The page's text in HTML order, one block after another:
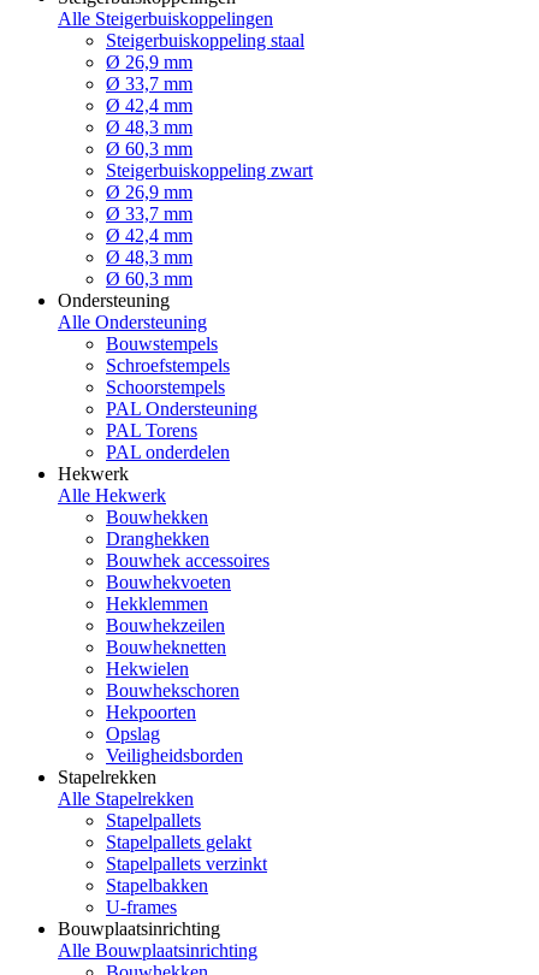
Alle Steigerbuiskoppelingen
Steigerbuiskoppeling staal
Ø 26,9 mm
Ø 33,7 mm
Ø 42,4 mm
Ø 48,3 mm
Ø 60,3 mm
Steigerbuiskoppeling zwart
Ø 26,9 mm
Ø 33,7 mm
Ø 42,4 mm
Ø 48,3 mm
Ø 60,3 mm
Ondersteuning
Alle Ondersteuning
Bouwstempels
Schroefstempels
Schoorstempels
PAL Ondersteuning
PAL Torens
PAL onderdelen
Hekwerk
Alle Hekwerk
Bouwhekken
Dranghekken
Bouwhek accessoires
Bouwhekvoeten
Hekklemmen
Bouwhekzeilen
Bouwheknetten
Hekwielen
Bouwhekschoren
Hekpoorten
Opslag
Veiligheidsborden
Stapelrekken
Alle Stapelrekken
Stapelpallets
Stapelpallets gelakt
Stapelpallets verzinkt
Stapelbakken
U-frames
Bouwplaatsinrichting
Alle Bouwplaatsinrichting